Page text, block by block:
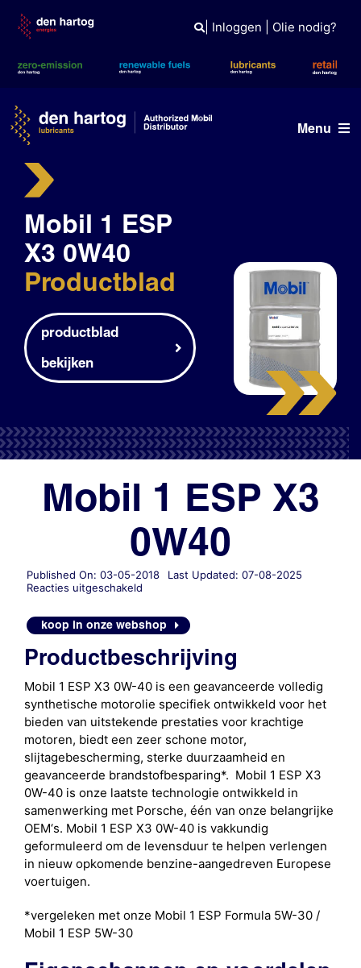
content
| Inloggen Olie nodig?
Menu
Producten
Branches
Kennisbank
Mobil 1 ESP
X3 0W40
Productblad
productblad
bekijken
Mobil 1 ESP X3
0W40
Published On: 03-05-2018
Last Updated: 07-08-2025
Reacties uitgeschakeldvoor
ESP
X3
0W40
koop in onze webshop
Productbeschrijving
Mobil 1 ESP X3 0W-40 is een geavanceerde volledig
synthetische motorolie specifiek ontwikkeld voor het
bieden van uitstekende prestaties voor krachtige
motoren, biedt een zeer schone motor,
slijtagebescherming, sterke duurzaamheid en
geavanceerde brandstofbesparing*. Mobil 1 ESP X3
0W-40 is onze laatste technologie ontwikkeld in
samenwerking met Porsche, één van onze belangrijke
OEM‘s. Mobil 1 ESP X3 0W-40 is vakkundig
geformuleerd om de levensduur te helpen verlengen
in nieuw opkomende benzine-aangedreven Europese
voertuigen.
*vergeleken met onze Mobil 1 ESP Formula 5W-30 /
Mobil 1 ESP 5W-30